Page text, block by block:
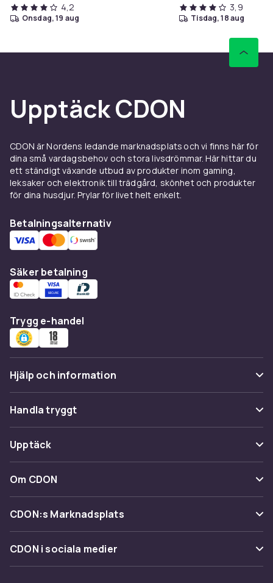
4,2
onsdag, 19 aug
3,9
tisdag, 18 aug
Upptäck CDON
CDON är Nordens ledande marknadsplats och vi finns här för
dina små vardagsbehov och stora livsdrömmar. Här hittar du
ett ständigt växande utbud av produkter inom gaming,
leksaker och elektronik till trädgård, skönhet och produkter
för dina husdjur. Prylar för livet helt enkelt.
Betalningsalternativ
Säker betalning
Trygg e-handel
Hjälp och information
Vanliga frågor
Spåra paket
Ångra & Returnera här
Kundservice
Handla tryggt
Betalning
Leverans
Återkallelser
Upptäck
Kategorier
Varumärken
Shopit.se
Om CDON
Om oss
Kundrecensioner
CDON:s Marknadsplats
Sälj på CDON
Bli affiliate
CDON i sociala medier